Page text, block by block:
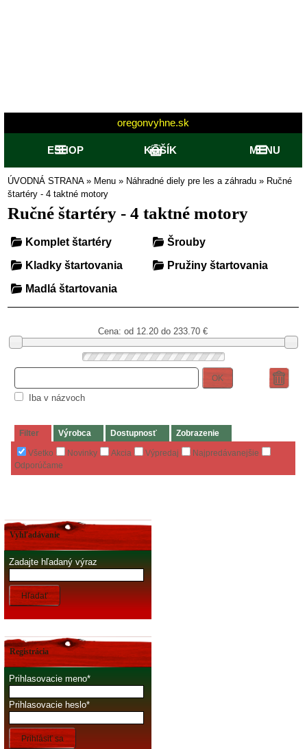
oregonvyhne.sk
ESHOP KOŠÍK MENU
ÚVODNÁ STRANA» Menu » Náhradné diely pre les a záhradu » Ručné
štartéry - 4 taktné motory
Ručné štartéry - 4 taktné motory
Komplet štartéry
Šrouby
Kladky štartovania
Pružiny štartovania
Madlá štartovania
Cena: od 12.20 do 233.70 €
OK
Iba v názvoch
Filter Výrobca Dostupnosť Zobrazenie
Všetko Novinky Akcia Výpredaj
Najpredávanejšie
Odporúčame
Vyhľadávanie
Zadajte hľadaný výraz
Hľadať
Registrácia
Prihlasovacie meno
Prihlasovacie heslo
Prihlásiť sa